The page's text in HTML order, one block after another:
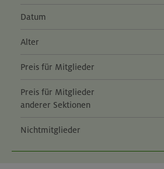
Datum
Alter
Preis für Mitglieder
Preis für Mitglieder
anderer Sektionen
Nichtmitglieder